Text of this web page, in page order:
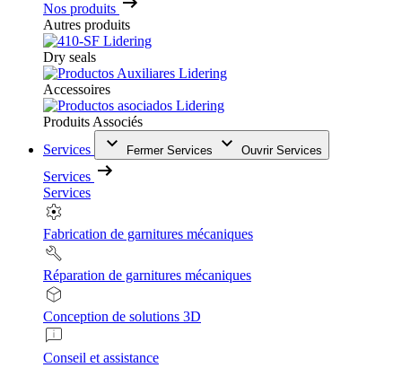
Nos produits
Autres produits
Dry seals
Accessoires
Produits Associés
Services
Fermer Services Ouvrir Services
Services
Services
Fabrication de garnitures mécaniques
Réparation de garnitures mécaniques
Conception de solutions 3D
Conseil et assistance